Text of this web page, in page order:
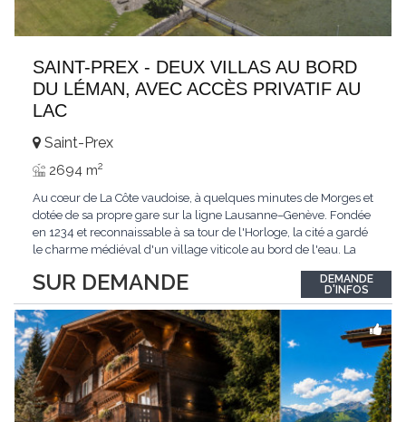
SAINT-PREX - DEUX VILLAS AU BORD
DU LÉMAN, AVEC ACCÈS PRIVATIF AU
LAC
SUR DEMANDE
Saint-Prex
2694 m2
Au cœur de La Côte vaudoise, à quelques minutes de Morges et
dotée de sa propre gare sur la ligne Lausanne–Genève. Fondée
en 1234 et reconnaissable à sa tour de l'Horloge, la cité a gardé
le charme médiéval d'un village viticole au bord de l'eau. La
immédiate des villes. Dans cet environnement privilégié, une
propriété...
DEMANDE
D'INFOS